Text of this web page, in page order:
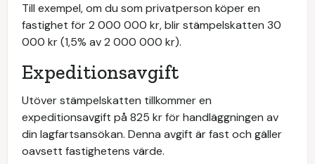
Till exempel, om du som privatperson köper en
fastighet för 2 000 000 kr, blir stämpelskatten 30
000 kr (1,5% av 2 000 000 kr).
Expeditionsavgift
Utöver stämpelskatten tillkommer en
expeditionsavgift på 825 kr för handläggningen av
din lagfartsansökan. Denna avgift är fast och gäller
oavsett fastighetens värde.